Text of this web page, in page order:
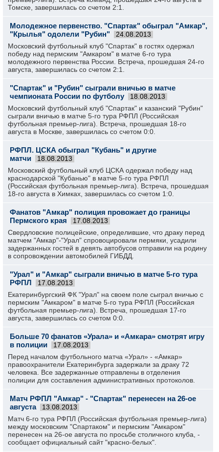
Томске, завершилась со счетом 2:1.
Молодежное первенство. "Спартак" обыграл "Амкар",
"Крылья" одолели "Рубин"
24.08.2013
Московский футбольный клуб "Спартак" в гостях одержал
победу над пермским "Амкаром" в матче 6-го тура
молодежного первенства России. Встреча, прошедшая 24-го
августа, завершилась со счетом 2:1.
"Спартак" и "Рубин" сыграли вничью в матче
чемпионата России по футболу
18.08.2013
Московский футбольный клуб "Спартак" и казанский "Рубин"
сыграли вничью в матче 5-го тура РФПЛ (Российская
футбольная премьер-лига). Встреча, прошедшая 18-го
августа в Москве, завершилась со счетом 0:0.
РФПЛ. ЦСКА обыграл "Кубань" и другие
матчи
18.08.2013
Московский футбольный клуб ЦСКА одержал победу над
краснодарской "Кубанью" в матче 5-го тура РФПЛ
(Российская футбольная премьер-лига). Встреча, прошедшая
18-го августа в Химках, завершилась со счетом 1:0.
Фанатов "Амкар" полиция провожает до границы
Пермского края
17.08.2013
Свердловские полицейские, определившие, что драку перед
матчем "Амкар"-"Урал" спровоцировали пермяки, усадили
задержанных гостей в девять автобусов отправили на родину
в сопровождении автомобилей ГИБДД.
"Урал" и "Амкар" сыграли вничью в матче 5-го тура
РФПЛ
17.08.2013
Екатеринбургский ФК "Урал" на своем поле сыграл вничью с
пермским "Амкаром" в матче 5-го тура РФПЛ (Российская
футбольная премьер-лига). Встреча, прошедшая 17-го
августа, завершилась со счетом 0:0.
Больше 70 фанатов «Урала» и «Амкара» смотрят игру
в полиции
17.08.2013
Перед началом футбольного матча «Урал» - «Амкар»
правоохранители Екатеринбурга задержали за драку 72
человека. Все задержанные отправлены в отделения
полиции для составления административных протоколов.
Матч РФПЛ "Амкар" - "Спартак" перенесен на 26-ое
августа
13.08.2013
Матч 6-го тура РФПЛ (Российская футбольная премьер-лига)
между московским "Спартаком" и пермским "Амкаром"
перенесен на 26-ое августа по просьбе столичного клуба, -
сообщает официальный сайт "красно-белых".